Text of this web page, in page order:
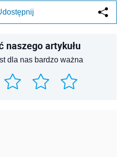
naszego artykułu
dla nas bardzo ważna